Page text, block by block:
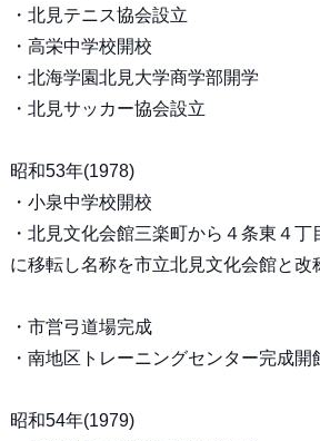
・北見テニス協会設立
・高栄中学校開校
・北海学園北見大学商学
・北見サッカー協会設立
昭和53年(1978)
・小泉中学校開校
・北見文化会館三楽町から４条東４
に移転し名称を市立北見文化
・市営弓道場完成
・南地区トレーニングセンター完成開
昭和54年(1979)